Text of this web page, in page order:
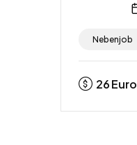
Nebenjob
26Euro